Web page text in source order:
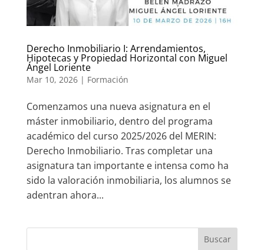
Derecho Inmobiliario I: Arrendamientos,
Hipotecas y Propiedad Horizontal con Miguel
Ángel Loriente
Mar 10, 2026| Formación
Comenzamos una nueva asignatura en el
máster inmobiliario, dentro del programa
académico del curso 2025/2026 del MERIN:
Derecho Inmobiliario. Tras completar una
asignatura tan importante e intensa como ha
sido la valoración inmobiliaria, los alumnos se
adentran ahora...